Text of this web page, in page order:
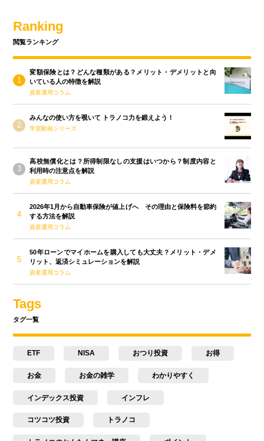
Ranking
閲覧ランキング
変額保険とは？どんな種類がある？メリット・デメリットと向
いている人の特徴を解説
資産運用コラム
みんなの使い方を覗いて トラノコ力を鍛えよう！
学習動画シリーズ
高校無償化とは？所得制限なしの支援はいつから？制度内容と
利用時の注意点を解説
資産運用コラム
2026年1月から自動車保険が値上げへ その理由と保険料を節約
する方法を解説
資産運用コラム
50年ローンでマイホームを購入しても大丈夫？メリット・デメ
リット、返済シミュレーションを解説
資産運用コラム
Tags
タグ一覧
ETF NISA おつり投資 お得
お金 お金の雑学 わかりやすく
インデックス投資 インフレ
コツコツ投資 トラノコ